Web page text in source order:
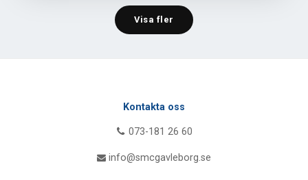
Visa fler
Kontakta oss
073-181 26 60
info@smcgavleborg.se